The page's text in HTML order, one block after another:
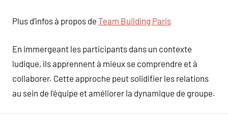
Plus d’infos à propos de Team Building Paris
En immergeant les participants dans un contexte
ludique, ils apprennent à mieux se comprendre et à
collaborer. Cette approche peut solidifier les relations
au sein de l’équipe et améliorer la dynamique de groupe.